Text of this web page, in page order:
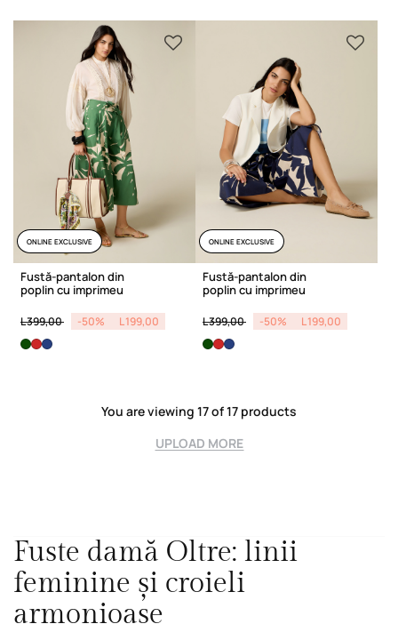
ONLINE EXCLUSIVE
Fustă-pantalon din
poplin cu imprimeu
Price reduced from
L 399,00 to -50% L 199,00
ONLINE EXCLUSIVE
Fustă-pantalon din
poplin cu imprimeu
Price reduced from
L 399,00 to -50% L 199,00
You are viewing 17 of 17 products
UPLOAD MORE
Fuste damă Oltre: linii
feminine și croieli
armonioase